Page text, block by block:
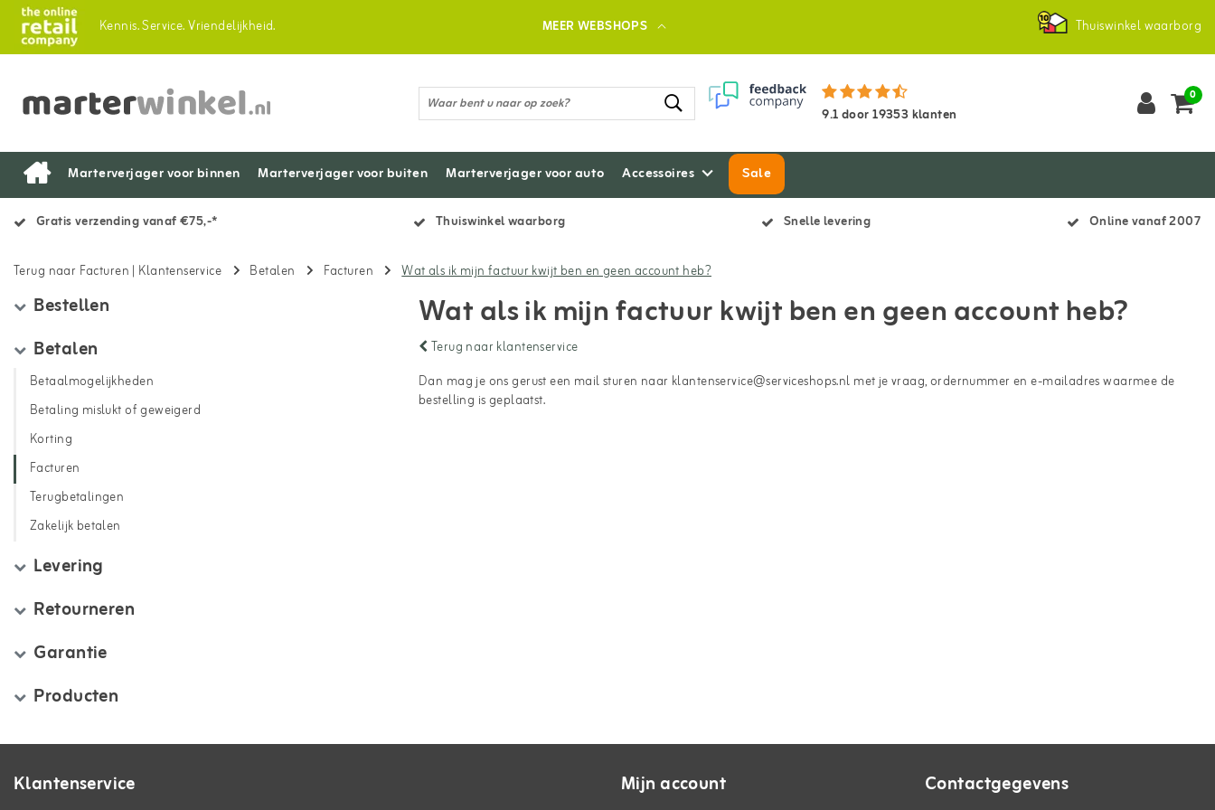
Kennis.Service.Vriendelijkheid. MEER WEBSHOPS Thuiswinkel waarborg
9.1door19353 klanten
0
Marterverjager voor binnen Marterverjager voor buiten Marterverjager voor auto Accessoires Sale
Gratis verzending vanaf €75,-* Thuiswinkel waarborg Snelle levering Online vanaf 2007
Terug naar Facturen | Klantenservice Betalen Facturen Wat als ik mijn factuur kwijt ben en geen account heb?
Bestellen
Betalen
Betaalmogelijkheden
Betaling mislukt of geweigerd
Korting
Facturen
Terugbetalingen
Zakelijk betalen
Levering
Retourneren
Garantie
Producten
Wat als ik mijn factuur kwijt ben en geen account heb?
Terug naar klantenservice
Dan mag je ons gerust een mail sturen naar klantenservice@serviceshops.nl met je vraag, ordernummer en e-mailadres waarmee de
bestelling is geplaatst.
Klantenservice Mijn account Contactgegevens